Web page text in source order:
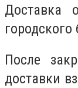
Доставка
После
доставки